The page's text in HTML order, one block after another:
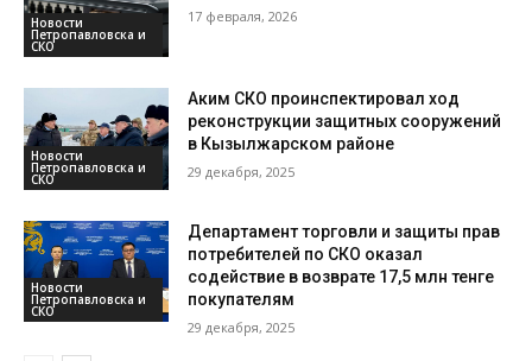
Новости
Петропавловска и
СКО
17 февраля, 2026
Новости
Петропавловска и
СКО
Аким СКО проинспектировал ход
реконструкции защитных сооружений
в Кызылжарском районе
29 декабря, 2025
Новости
Петропавловска и
СКО
Департамент торговли и защиты прав
потребителей по СКО оказал
содействие в возврате 17,5 млн тенге
покупателям
29 декабря, 2025